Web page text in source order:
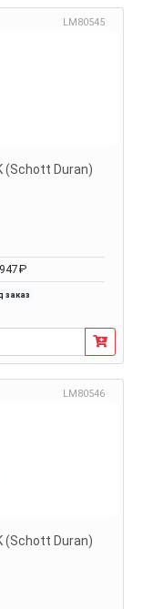
LM80545
(Schott Duran)
заказ
LM80546
(Schott Duran)